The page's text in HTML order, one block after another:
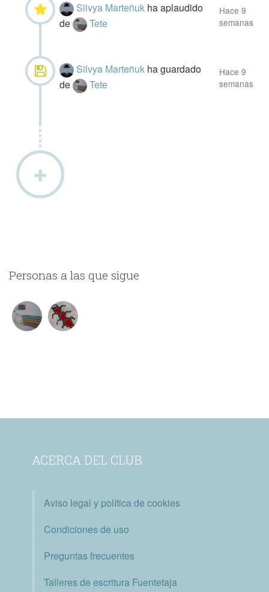
Silvya Marteñuk ha aplaudido
de
Tete
Hace 9
semanas
Silvya Marteñuk ha guardado
de
Tete
Hace 9
semanas
Personas a las que sigue
ACERCA DEL CLUB
Aviso legal y política de cookies
Condiciones de uso
Preguntas frecuentes
Talleres de escritura Fuentetaja